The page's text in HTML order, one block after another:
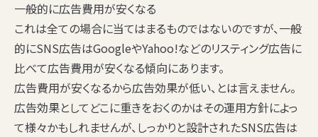
一般的に広告費用が安くなる
これは全ての場合に当てはまるものではないのですが、一般
的にSNS広告はGoogleやYahoo!などのリスティング広告に
比べて広告費用が安くなる傾向にあります。
広告費用が安くなるから広告効果が低い、とは言えません。
広告効果としてどこに重きをおくのかはその運用方針によっ
て様々かもしれませんが、しっかりと設計されたSNS広告は